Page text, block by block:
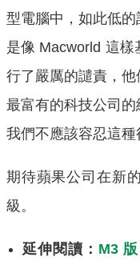
型電腦中，如此低
是像 Macworld 這樣
行了嚴厲的譴責，他
最富有的科技公司的
我們不應該容忍這種
期待蘋果公司在新
級。
延伸閱讀： M3